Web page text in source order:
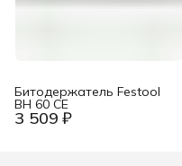
3 509 ₽
Битодержатель Festool
BH 60 CE